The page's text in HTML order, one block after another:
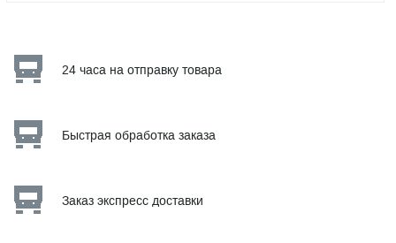
24 часа на отправку товара
Быстрая обработка заказа
Заказ экспресс доставки